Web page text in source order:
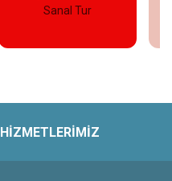
Sanal Tur
HİZMETLERİMİZ